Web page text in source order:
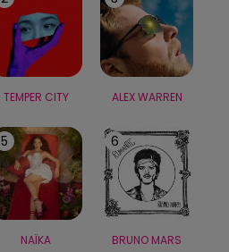
TEMPER CITY ALEX WARREN
5
NAÏKA
6
BRUNO MARS